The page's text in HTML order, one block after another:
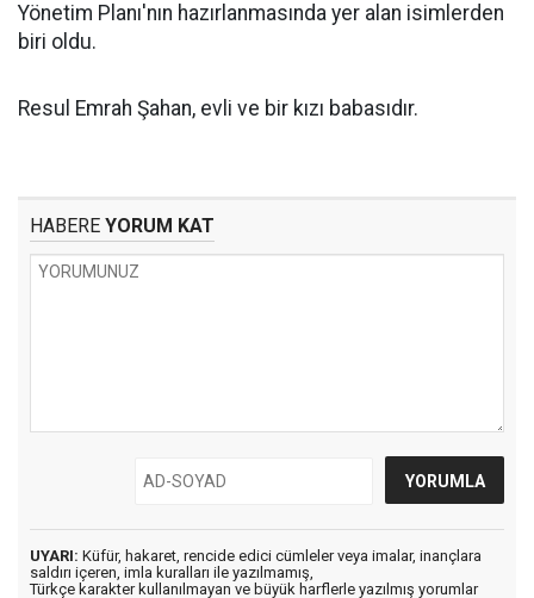
Yönetim Planı'nın hazırlanmasında yer alan isimlerden
biri oldu.
Resul Emrah Şahan, evli ve bir kızı babasıdır.
HABERE YORUM KAT
UYARI: Küfür, hakaret, rencide edici cümleler veya imalar, inançlara
saldırı içeren, imla kuralları ile yazılmamış,
Türkçe karakter kullanılmayan ve büyük harflerle yazılmış yorumlar